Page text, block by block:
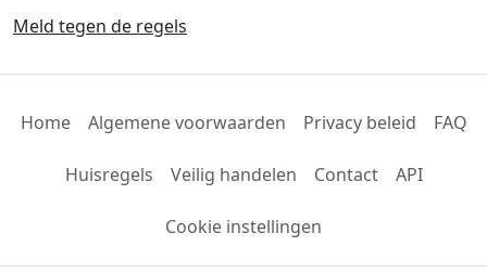
Meld tegen de regels
Home Algemene voorwaarden Privacy beleid FAQ
Huisregels Veilig handelen Contact API
Cookie instellingen